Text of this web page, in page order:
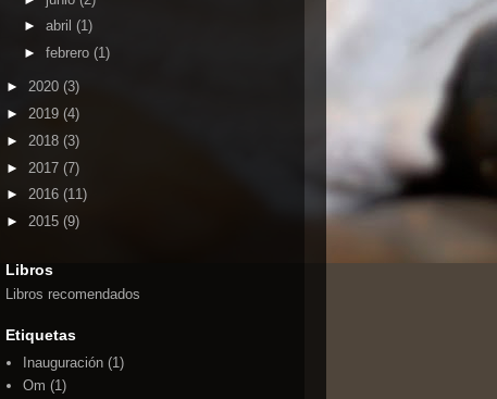
► abril (1)
► febrero (1)
► 2020 (3)
► 2019 (4)
► 2018 (3)
► 2017 (7)
► 2016 (11)
► 2015 (9)
Libros
Libros recomendados
Etiquetas
Inauguración (1)
Om (1)